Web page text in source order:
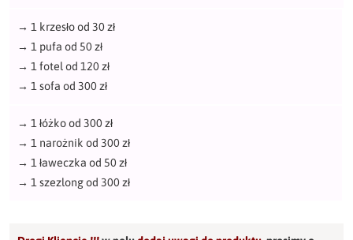
→ 1 krzesło od 30 zł
→ 1 pufa od 50 zł
→ 1 fotel od 120 zł
→ 1 sofa od 300 zł
→ 1 łóżko od 300 zł
→ 1 narożnik od 300 zł
→ 1 ławeczka od 50 zł
→ 1 szezlong od 300 zł